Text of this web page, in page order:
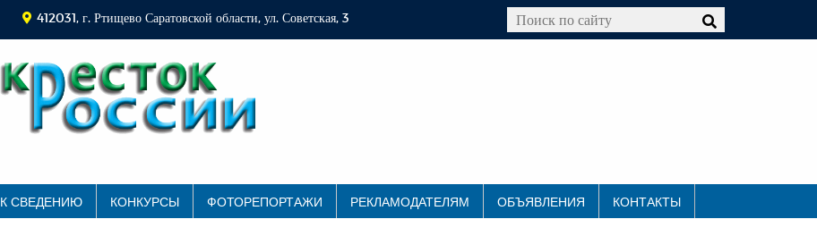
412031, г. Ртищево Саратовской области, ул. Советская, 3
К СВЕДЕНИЮ КОНКУРСЫ ФОТОРЕПОРТАЖИ РЕКЛАМОДАТЕЛЯМ ОБЪЯВЛЕНИЯ КОНТАКТЫ